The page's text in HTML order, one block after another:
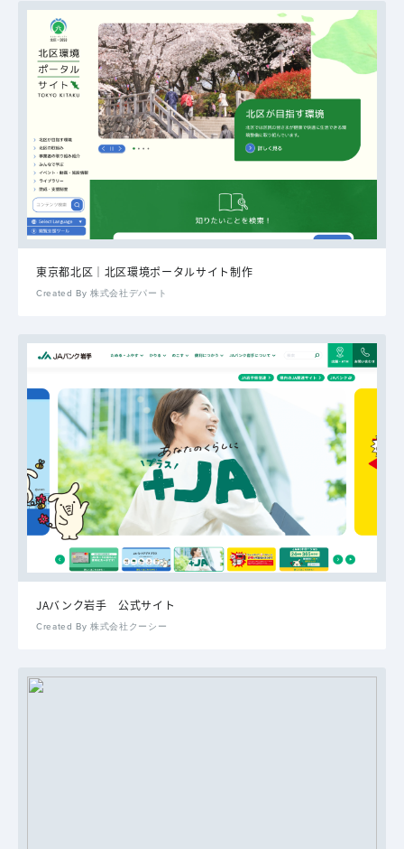
東京都北区｜北区環境ポータルサイト制作
Created By 株式会社デパート
JAバンク岩手 公式サイト
Created By 株式会社クーシー